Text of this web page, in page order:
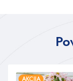
AKCIJA